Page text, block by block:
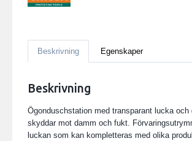
Beskrivning Egenskaper
Beskrivning
Ögonduschstation med transparant lucka och
skyddar mot damm och fukt.
luckan som kan kompletteras med olika